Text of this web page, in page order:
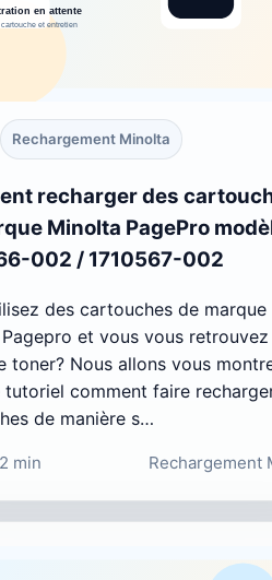
Rechargement Minolta
recharger des
Minolta PagePro
002 / 1710567-002
des cartouches de marque
et vous vous retrouvez
toner? Nous allons vous
tutoriel comment faire
de manière s…
min Rechargement